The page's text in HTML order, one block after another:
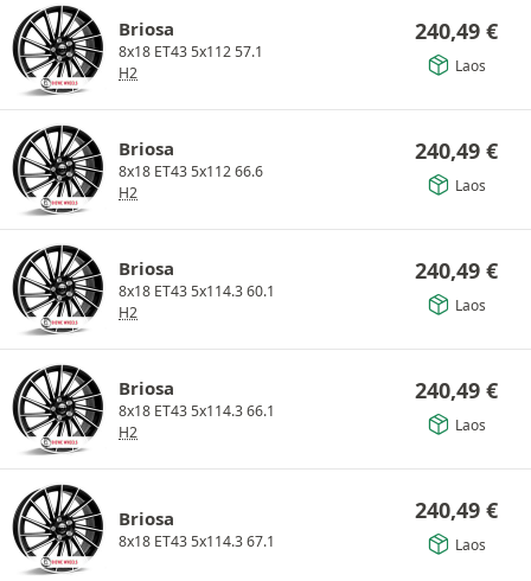
Briosa
8x18 ET43 5x112 57.1
H2
240,49 €
Laos
Briosa
8x18 ET43 5x112 66.6
H2
240,49 €
Laos
Briosa
8x18 ET43 5x114.3 60.1
H2
240,49 €
Laos
Briosa
8x18 ET43 5x114.3 66.1
H2
240,49 €
Laos
Briosa
8x18 ET43 5x114.3 67.1
240,49 €
Laos